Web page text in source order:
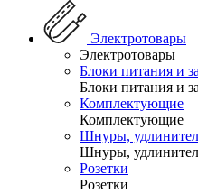
Электротовары
Электротовары
Блоки питания и
Блоки питания и
Комплектующие
Комплектующие
Шнуры,
Шнуры,
Розетки
Розетки